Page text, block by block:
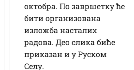
октобра. По завршетку ће
бити организована
изложба насталих
радова. Део слика биће
приказан и у Руском
Селу.